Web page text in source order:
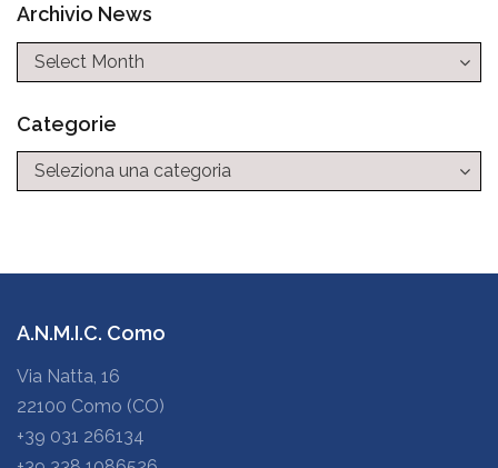
Archivio News
Categorie
Categorie
A.N.M.I.C. Como
Via Natta, 16
22100 Como (CO)
+39 031 266134